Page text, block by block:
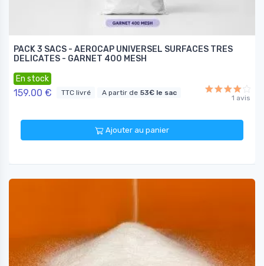
PACK 3 SACS - AEROCAP UNIVERSEL SURFACES TRES
DELICATES - GARNET 400 MESH
En stock
159.00 € TTC livré A partir de 53€ le sac
1 avis
Ajouter au panier